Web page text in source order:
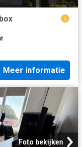
Meer informatie
Foto bekijken